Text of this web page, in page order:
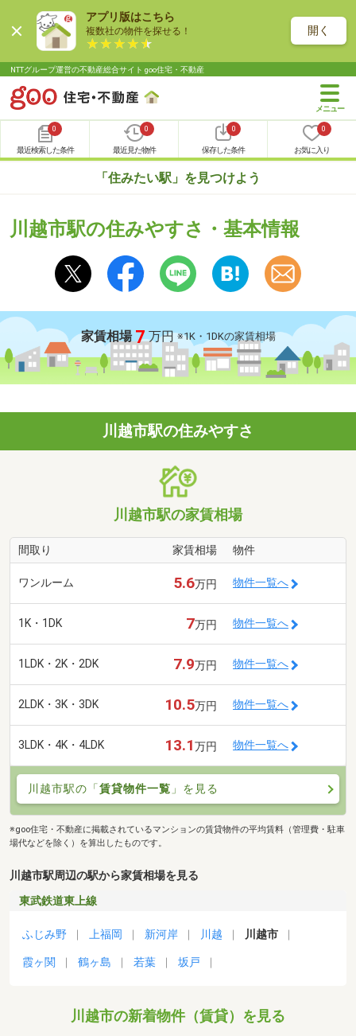
アプリ版はこちら
複数社の物件を探せる！ 開く
NTTグループ運営の不動産総合サイト goo住宅・不動産
0
最近検索した条件
0
最近見た物件
0
保存した条件
0
お気に入り
「住みたい駅」を見つけよう
川越市駅の住みやすさ・基本情報
家賃相場 7 万円 ※1K・1DKの家賃相場
川越市駅の住みやすさ
川越市駅の家賃相場
間取り 家賃相場 物件
ワンルーム 5.6万円 物件一覧へ
1K・1DK 7万円 物件一覧へ
1LDK・2K・2DK 7.9万円 物件一覧へ
2LDK・3K・3DK 10.5万円 物件一覧へ
3LDK・4K・4LDK 13.1万円 物件一覧へ
川越市駅の「賃貸物件一覧 」を見る
※goo住宅・不動産に掲載されているマンションの賃貸物件の平均賃料（管理費・駐車
場代などを除く）を算出したものです。
川越市駅周辺の駅から家賃相場を見る
東武鉄道東上線
ふじみ野 上福岡 新河岸 川越 川越市
霞ヶ関 鶴ヶ島 若葉 坂戸
川越市の新着物件（賃貸）を見る